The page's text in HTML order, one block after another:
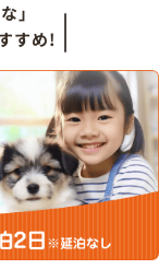
」
すめ!